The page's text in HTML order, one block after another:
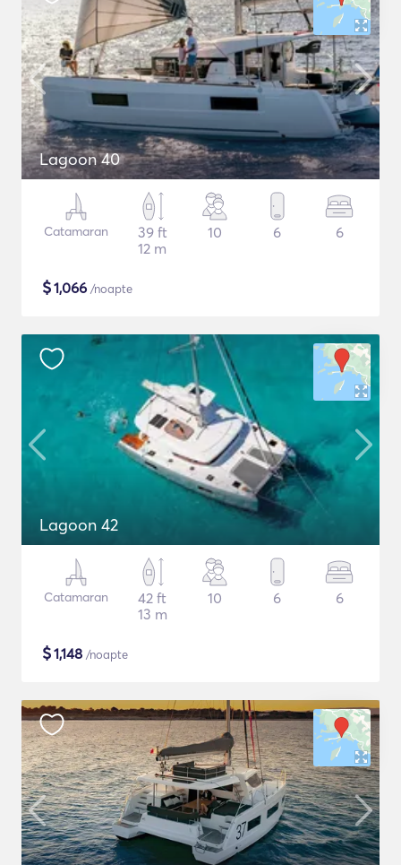
Lagoon 40
Catamaran
39 ft
12 m
10 6 6
$1,066 /noapte
Lagoon 42
Catamaran
42 ft
13 m
10 6 6
$1,148 /noapte